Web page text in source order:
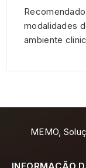
modalidades
ambiente
MEMO,